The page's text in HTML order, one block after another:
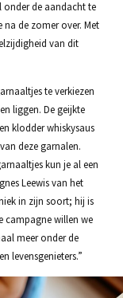
onder de aandacht te
na de zomer over. Met
van dit
te verkiezen
liggen. De geijkte
klodder whiskysaus
deze garnalen.
kun je al een
Leewis van het
in zijn soort; hij is
campagne willen we
meer onder de
levensgenieters.”